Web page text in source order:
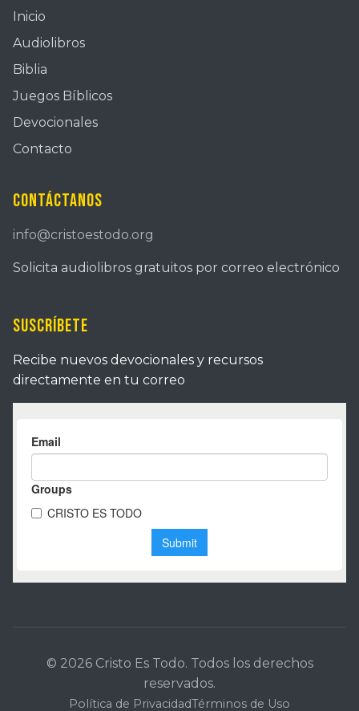
Inicio
Audiolibros
Biblia
Juegos Bíblicos
Devocionales
Contacto
Contáctanos
info@cristoestodo.org
Solicita audiolibros gratuitos por correo electrónico
Suscríbete
Recibe nuevos devocionales y recursos
directamente en tu correo
© 2026 Cristo Es Todo. Todos los derechos
reservados.
Política de PrivacidadTérminos de Uso